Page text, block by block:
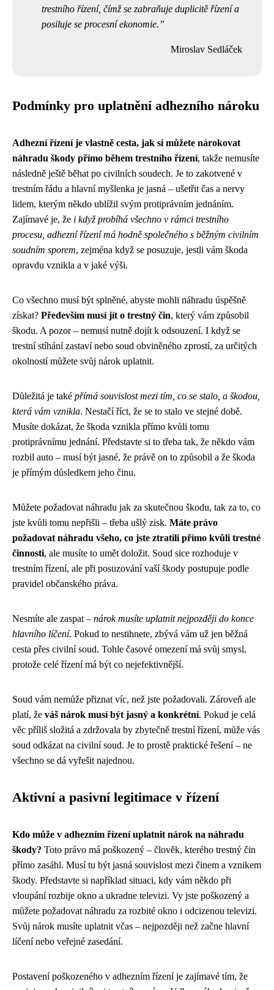
trestního řízení, čímž se zabraňuje duplicitě řízení a
posiluje se procesní ekonomie.
Miroslav Sedláček
Podmínky pro uplatnění adhezního nároku
Adhezní řízení je vlastně cesta, jak si můžete nárokovat
náhradu škody přímo během trestního řízení, takže nemusíte
následně ještě běhat po civilních soudech. Je to zakotvené v
trestním řádu a hlavní myšlenka je jasná – ušetřit čas a nervy
lidem, kterým někdo ublížil svým protiprávním jednáním.
Zajímavé je, že i když probíhá všechno v rámci trestního
procesu, adhezní řízení má hodně společného s běžným civilním
soudním sporem, zejména když se posuzuje, jestli vám škoda
opravdu vznikla a v jaké výši.
Co všechno musí být splněné, abyste mohli náhradu úspěšně
získat? Především musí jít o trestný čin, který vám způsobil
škodu. A pozor – nemusí nutně dojít k odsouzení. I když se
trestní stíhání zastaví nebo soud obviněného zprostí, za určitých
okolností můžete svůj nárok uplatnit.
Důležitá je také přímá souvislost mezi tím, co se stalo, a škodou,
která vám vznikla. Nestačí říct, že se to stalo ve stejné době.
Musíte dokázat, že škoda vznikla přímo kvůli tomu
protiprávnímu jednání. Představte si to třeba tak, že někdo vám
rozbil auto – musí být jasné, že právě on to způsobil a že škoda
je přímým důsledkem jeho činu.
Můžete požadovat náhradu jak za skutečnou škodu, tak za to, co
jste kvůli tomu nepřišli – třeba ušlý zisk. Máte právo
požadovat náhradu všeho, co jste ztratili přímo kvůli trestné
činnosti, ale musíte to umět doložit. Soud sice rozhoduje v
trestním řízení, ale při posuzování vaší škody postupuje podle
pravidel občanského práva.
Nesmíte ale zaspat – nárok musíte uplatnit nejpozději do konce
hlavního líčení. Pokud to nestihnete, zbývá vám už jen běžná
cesta přes civilní soud. Tohle časové omezení má svůj smysl,
protože celé řízení má být co nejefektivnější.
Soud vám nemůže přiznat víc, než jste požadovali. Zároveň ale
platí, že váš nárok musí být jasný a konkrétní. Pokud je celá
věc příliš složitá a zdržovala by zbytečně trestní řízení, může vás
soud odkázat na civilní soud. Je to prostě praktické řešení – ne
všechno se dá vyřešit najednou.
Aktivní a pasivní legitimace v řízení
Kdo může v adhezním řízení uplatnit nárok na náhradu
škody? Toto právo má poškozený – člověk, kterého trestný čin
přímo zasáhl. Musí tu být jasná souvislost mezi činem a vznikem
škody. Představte si například situaci, kdy vám někdo při
vloupání rozbije okno a ukradne televizi. Vy jste poškozený a
můžete požadovat náhradu za rozbité okno i odcizenou televizi.
Svůj nárok musíte uplatnit včas – nejpozději než začne hlavní
líčení nebo veřejné zasedání.
Postavení poškozeného v adhezním řízení je zajímavé tím, že